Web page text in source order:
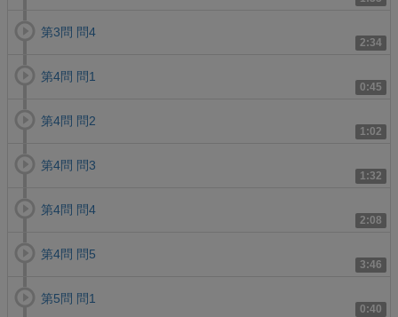
2:34
第3問 問4
0:45
第4問 問1
1:02
第4問 問2
1:32
第4問 問3
2:08
第4問 問4
3:46
第4問 問5
0:40
第5問 問1